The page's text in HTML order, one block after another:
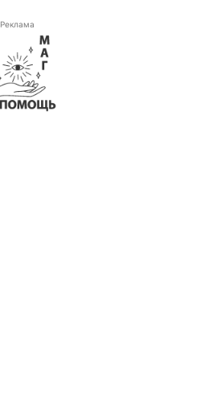
Реклама